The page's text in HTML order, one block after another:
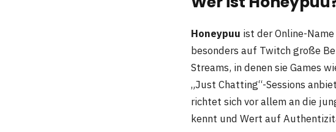
Honeypuu ist der Online-
besonders auf Twitch große
Streams, in denen sie Games
„Just Chatting“-Sessions
richtet sich vor allem an die
kennt und Wert auf